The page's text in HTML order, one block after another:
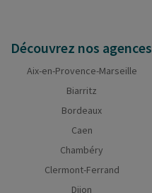
Découvrez nos agences
Aix-en-Provence-Marseille
Biarritz
Bordeaux
Caen
Chambéry
Clermont-Ferrand
Dijon